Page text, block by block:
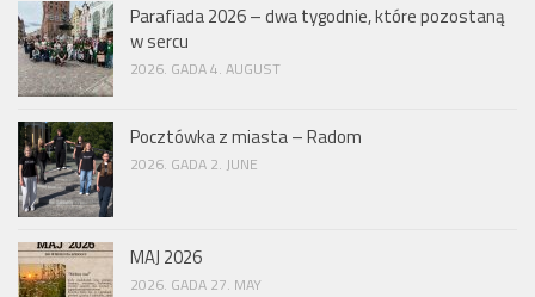
Parafiada 2026 – dwa tygodnie, które pozostaną
w sercu
2026. GADA 4. AUGUST
Pocztówka z miasta – Radom
2026. GADA 2. JUNE
MAJ 2026
2026. GADA 27. MAY